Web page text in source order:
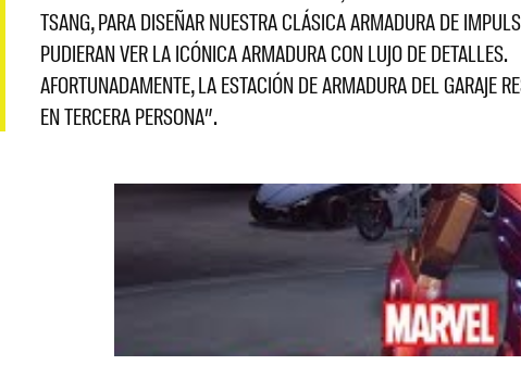
TSANG, PARA DISEÑAR NUESTRA CLÁSICA ARMADURA DE
PUDIERAN VER LA ICÓNICA ARMADURA CON LUJO DE DETALLES.
AFORTUNADAMENTE, LA ESTACIÓN DE ARMADURA DEL GARAJE
EN TERCERA PERSONA”.